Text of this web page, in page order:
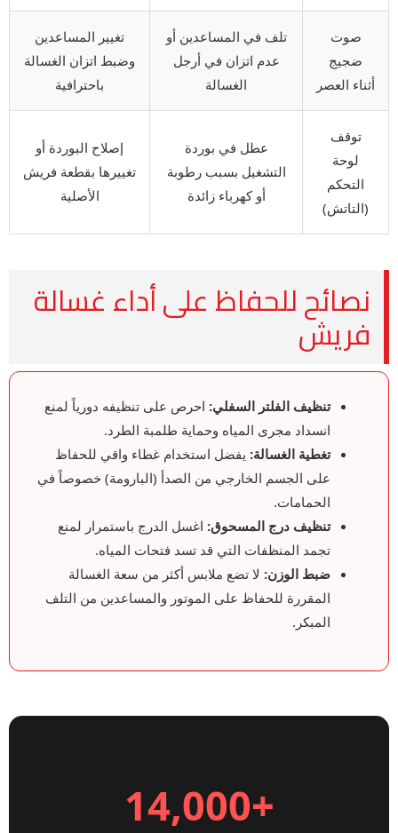
صوت
ضجيج
أثناء العصر
تلف في المساعدين أو
عدم اتزان في أرجل
الغسالة
تغيير المساعدين
وضبط اتزان الغسالة
باحترافية
توقف
لوحة
التحكم
(التاتش)
عطل في بوردة
التشغيل بسبب رطوبة
أو كهرباء زائدة
إصلاح البوردة أو
تغييرها بقطعة فريش
الأصلية
نصائح للحفاظ على أداء غسالة
فريش
تنظيف الفلتر السفلي: احرص على تنظيفه دورياً لمنع
انسداد مجرى المياه وحماية طلمبة الطرد.
تغطية الغسالة: يفضل استخدام غطاء واقي للحفاظ
على الجسم الخارجي من الصدأ (البارومة) خصوصاً في
الحمامات.
تنظيف درج المسحوق: اغسل الدرج باستمرار لمنع
تجمد المنظفات التي قد تسد فتحات المياه.
ضبط الوزن: لا تضع ملابس أكثر من سعة الغسالة
المقررة للحفاظ على الموتور والمساعدين من التلف
المبكر.
+14,000